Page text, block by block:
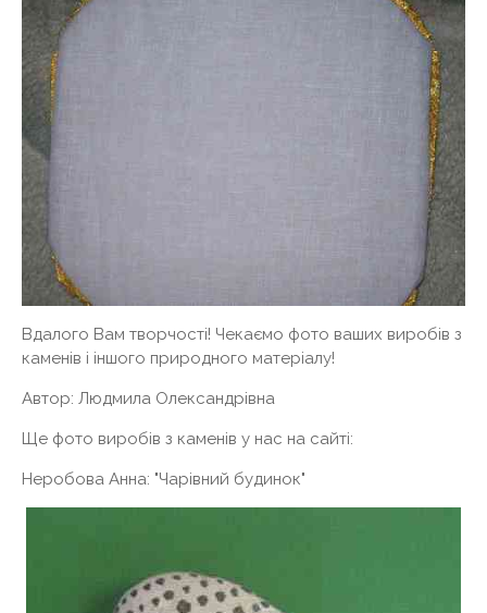
Вдалого Вам творчості! Чекаємо фото ваших виробів з
каменів і іншого природного матеріалу!
Автор: Людмила Олександрівна
Ще фото виробів з каменів у нас на сайті:
Неробова Анна: "Чарівний будинок"